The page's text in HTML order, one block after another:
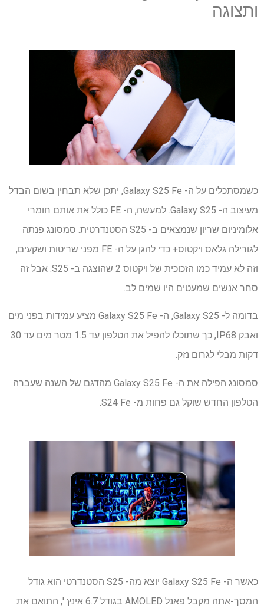
ותצוגה
כשמסתכלים על ה- Galaxy S25 Fe, יתכן שלא תבחין בשום הבדל
מעיצוב ה- Galaxy S25. למעשה, ה- FE כולל את אותם חומרי
אלומיניום שריון שנמצאים ב- S25 הסטנדרטית. סמסונג פנתה
לגורילה גלאס ויקטוס+ כדי להגן על ה- FE מפני שריטות ושקעים,
וזה לא עמיד כמו הזכוכית של ויקטוס 2 שהוצגה ב- S25. אבל זה
סחר אנשים שמעטים היו שמים לב.
בדומה ל- Galaxy S25, ה- Galaxy S25 Fe מציע עמידות בפני מים
ואבק IP68, כך שתוכלו להפיל את הטלפון עד 1.5 מטר מים עד 30
דקות מבלי לגרום נזק.
סמסונג הפילה את ה- Galaxy S25 Fe מהדגם של השנה שעברה.
הטלפון החדש שוקל גם פחות מ- S24 Fe.
כאשר ה- Galaxy S25 Fe יוצא מה- S25 הסטנדרטי הוא גודל
המסך-אתה מקבל פאנל AMOLED בגודל 6.7 אינץ ', התואם את